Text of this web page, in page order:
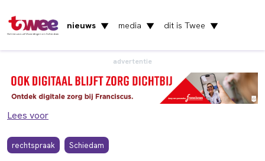
Het nieuws uit Vlaardingen en Schiedam
nieuws ▼ media ▼ dit is Twee ▼
advertentie
Lees voor
rechtspraak Schiedam